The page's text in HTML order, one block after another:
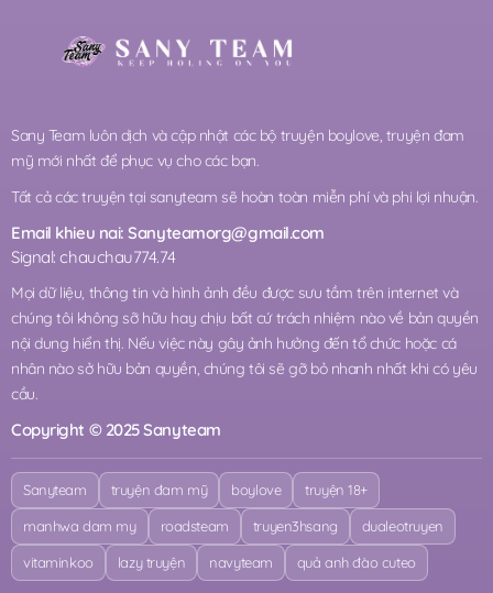
Sany Team luôn dịch và cập nhật các bộ truyện boylove, truyện đam
mỹ mới nhất để phục vụ cho các bạn.
Tất cả các truyện tại sanyteam sẽ hoàn toàn miễn phí và phi lợi nhuận.
Email khieu nai:Sanyteamorg@gmail.com
Signal: chauchau774.74
Mọi dữ liệu, thông tin và hình ảnh đều được sưu tầm trên internet và
chúng tôi không sỡ hữu hay chịu bất cứ trách nhiệm nào về bản quyền
nội dung hiển thị. Nếu việc này gây ảnh hưởng đến tổ chức hoặc cá
nhân nào sở hữu bản quyền, chúng tôi sẽ gỡ bỏ nhanh nhất khi có yêu
cầu.
Copyright © 2025 Sanyteam
Sanyteam truyện đam mỹ boylove truyện 18+
manhwa dam my roadsteam truyen3hsang dualeotruyen
vitaminkoo lazy truyện navyteam quả anh đào cuteo